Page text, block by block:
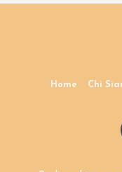
Home Chi